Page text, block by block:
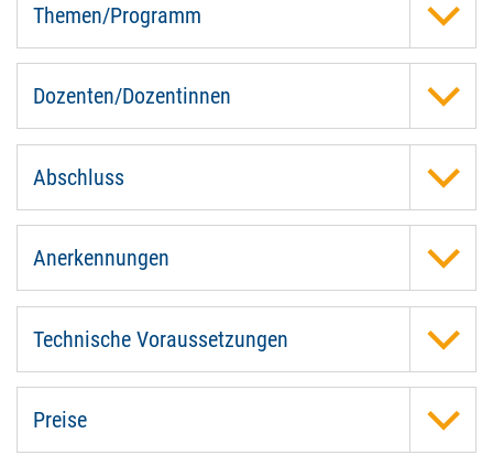
Themen/Programm
Dozenten/Dozentinnen
Abschluss
Anerkennungen
Technische Voraussetzungen
Preise